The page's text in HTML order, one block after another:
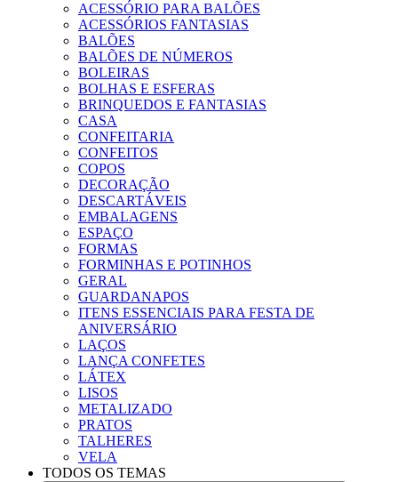
ACESSÓRIO PARA BALÕES
ACESSÓRIOS FANTASIAS
BALÕES
BALÕES DE NÚMEROS
BOLEIRAS
BOLHAS E ESFERAS
BRINQUEDOS E FANTASIAS
CASA
CONFEITARIA
CONFEITOS
COPOS
DECORAÇÃO
DESCARTÁVEIS
EMBALAGENS
ESPAÇO
FORMAS
FORMINHAS E POTINHOS
GERAL
GUARDANAPOS
ITENS ESSENCIAIS PARA FESTA DE
ANIVERSÁRIO
LAÇOS
LANÇA CONFETES
LÁTEX
LISOS
METALIZADO
PRATOS
TALHERES
VELA
TODOS OS TEMAS